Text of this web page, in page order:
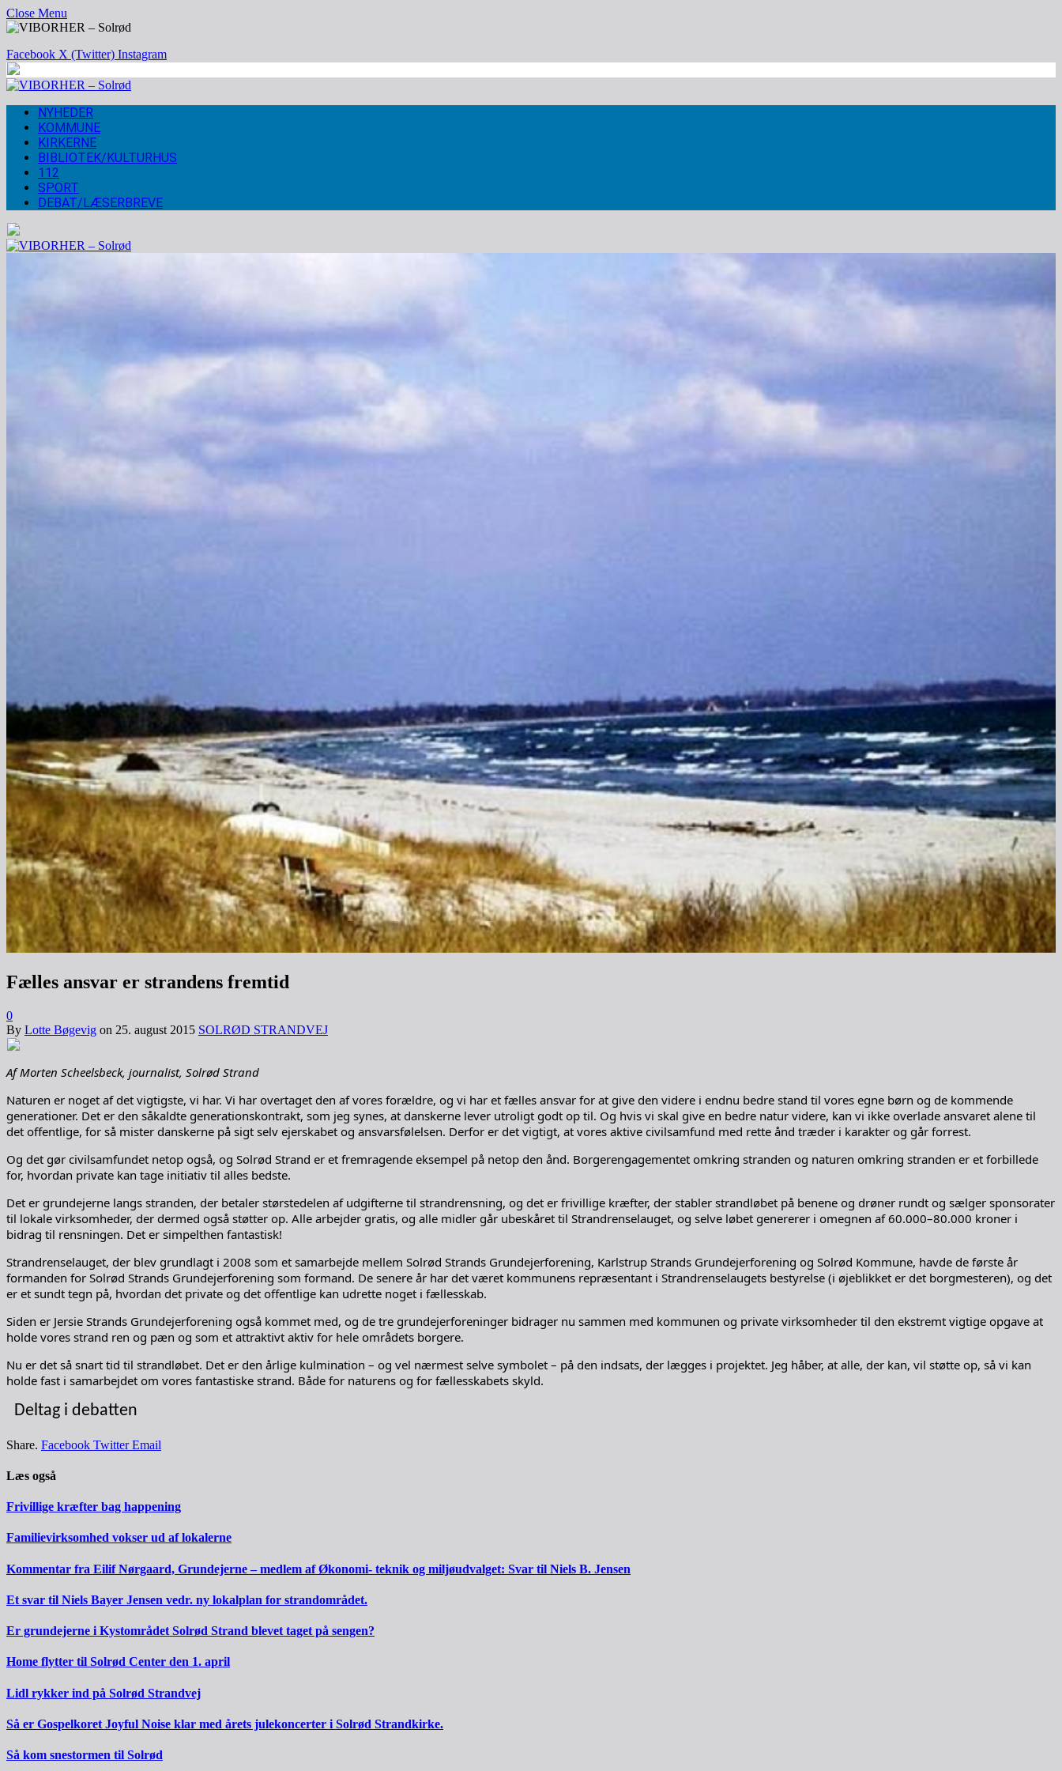
Close Menu
Facebook X (Twitter) Instagram
NYHEDER
KOMMUNE
KIRKERNE
BIBLIOTEK/KULTURHUS
112
SPORT
DEBAT/LÆSERBREVE
Fælles ansvar er strandens fremtid
0
By Lotte Bøgevig on 25. august 2015 SOLRØD STRANDVEJ
Af Morten Scheelsbeck, journalist, Solrød Strand
Naturen er noget af det vigtigste, vi har. Vi har overtaget den af vores forældre, og vi har et fælles ansvar for at give den videre i endnu bedre stand til vores egne børn og de kommende
generationer. Det er den såkaldte generationskontrakt, som jeg synes, at danskerne lever utroligt godt op til. Og hvis vi skal give en bedre natur videre, kan vi ikke overlade ansvaret alene til
det offentlige, for så mister danskerne på sigt selv ejerskabet og ansvarsfølelsen. Derfor er det vigtigt, at vores aktive civilsamfund med rette ånd træder i karakter og går forrest.
Og det gør civilsamfundet netop også, og Solrød Strand er et fremragende eksempel på netop den ånd. Borgerengagementet omkring stranden og naturen omkring stranden er et forbillede
for, hvordan private kan tage initiativ til alles bedste.
Det er grundejerne langs stranden, der betaler størstedelen af udgifterne til strandrensning, og det er frivillige kræfter, der stabler strandløbet på benene og drøner rundt og sælger sponsorater
til lokale virksomheder, der dermed også støtter op. Alle arbejder gratis, og alle midler går ubeskåret til Strandrenselauget, og selve løbet genererer i omegnen af 60.000–80.000 kroner i
bidrag til rensningen. Det er simpelthen fantastisk!
Strandrenselauget, der blev grundlagt i 2008 som et samarbejde mellem Solrød Strands Grundejerforening, Karlstrup Strands Grundejerforening og Solrød Kommune, havde de første år
formanden for Solrød Strands Grundejerforening som formand. De senere år har det været kommunens repræsentant i Strandrenselaugets bestyrelse (i øjeblikket er det borgmesteren), og det
er et sundt tegn på, hvordan det private og det offentlige kan udrette noget i fællesskab.
Siden er Jersie Strands Grundejerforening også kommet med, og de tre grundejerforeninger bidrager nu sammen med kommunen og private virksomheder til den ekstremt vigtige opgave at
holde vores strand ren og pæn og som et attraktivt aktiv for hele områdets borgere.
Nu er det så snart tid til strandløbet. Det er den årlige kulmination – og vel nærmest selve symbolet – på den indsats, der lægges i projektet. Jeg håber, at alle, der kan, vil støtte op, så vi kan
holde fast i samarbejdet om vores fantastiske strand. Både for naturens og for fællesskabets skyld.
Deltag i debatten
Share. Facebook Twitter Email
Læs også
Frivillige kræfter bag happening
Familievirksomhed vokser ud af lokalerne
Kommentar fra Eilif Nørgaard, Grundejerne – medlem af Økonomi- teknik og miljøudvalget: Svar til Niels B. Jensen
Et svar til Niels Bayer Jensen vedr. ny lokalplan for strandområdet.
Er grundejerne i Kystområdet Solrød Strand blevet taget på sengen?
Home flytter til Solrød Center den 1. april
Lidl rykker ind på Solrød Strandvej
Så er Gospelkoret Joyful Noise klar med årets julekoncerter i Solrød Strandkirke.
Så kom snestormen til Solrød